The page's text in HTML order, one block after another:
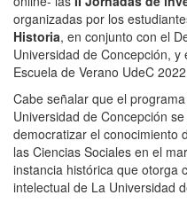
organizadas por los
Historia, en conjunto con el
Universidad de Concepción,
Escuela de Verano UdeC
Cabe señalar que el
Universidad de Concepción
democratizar el conocimiento
las Ciencias Sociales en el
instancia histórica que otorga
intelectual de La Universidad